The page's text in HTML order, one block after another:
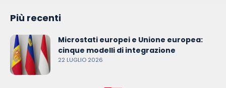
Più recenti
Microstati europei e Unione europea:
cinque modelli di integrazione
22 LUGLIO 2026